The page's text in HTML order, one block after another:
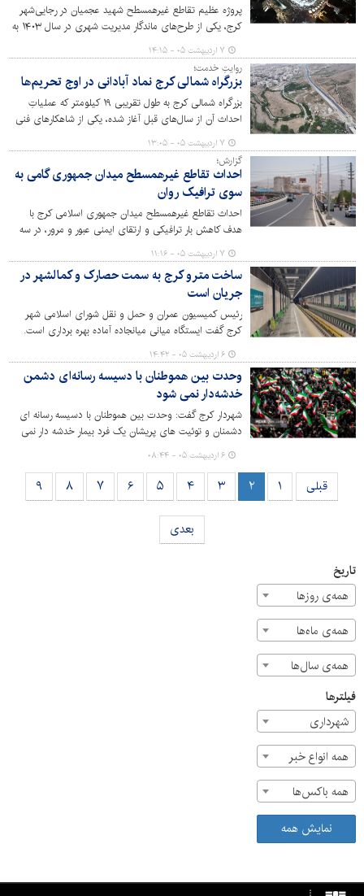
پروژه عظیم تقاطع غیرهمسطح شهید عجمیان در رجایی‌شهر
کرج، یکی از طرح‌های ماندگار مدیریت شهری در سال ۱۴۰۳ به
تومان و مشارکت مستمر شورای اسلامی شهر و مجموعه
عمرانی شهرداری کرج، تنها در مدت ۵۰۰ روز به بهره‌برداری رسید
و اکنون به عنوان یکی از نقاط تحول در بافت ترافیکی غرب
کرج شناخته می‌شود.
۷ اردیبهشت ۰۵ - ۱۴:۱۵
روایتِ خدمت؛
بزرگراه شمالی کرج نماد آبادانی در اوج تحریم‌ها
بزرگراه شمالی کرج به طول تقریبی ۱۹ کیلومتر که عملیاتِ
احداث آن از سال‌های قبل آغاز شده، یکی از شاهکارهای فنی
و مهندسی بومی و ایرانی به شمار می‌رود که نمادی از توسعه و
آبادانی در البرز و کشور در سخت‌ترین شرایط تحریم‌ها و رکود
درآمدی به شمار می‌رود.
۷ اردیبهشت ۰۵ - ۱۳:۰۵
گزارش؛
احداث تقاطع غیرهمسطح میدان جمهوری گامی به
سوی ترافیک روان
احداث تقاطع غیرهمسطح میدان جمهوری اسلامی کرج با
هدف کاهش بار ترافیکی و ارتقای ایمنی عبور و مرور، در سه
سطح همسطح، زیرگذر و روگذر اجرایی شد. این پروژه از
طرح‌های زیرساختی بزرگ شهر با مجموع طول ۹۰۰ متر به شمار
می‌رود و مراحل مختلف طراحی، رفع معارضات و آماده‌سازی
مسیر آن با سرعت قابل توجهی انجام شده و در اختیار
شهروندان قرار گرفته است.
۷ اردیبهشت ۰۵ - ۱۱:۱۶
ساخت مترو کرج به سمت حصارک و کمالشهر در
جریان است
رئیس کمیسیون عمران و حمل و نقل شورای اسلامی شهر
کرج گفت ایستگاه میانی میانجاده آماده بهره برداری است.
۶ اردیبهشت ۰۵ - ۱۴:۴۲
وحدت بین هموطنان با دسیسه رسانه‌ای دشمن
خدشه‌دار نمی شود
شهردار کرج گفت: وحدت بین هموطنان با دسیسه رسانه ای
دشمنان و توئیت های پریشان یک فرد بیمار خدشه دار نمی
شود و واقعیتی که در اجتماعات باشکوه اعلام بیعت با رهبر
سوم انقلاب اسلامی نمودار است، پیوند عمیق مردم و
حاکمیت با ریسمان وحدت بخش «ولایت فقیه» می باشد.
۶ اردیبهشت ۰۵ - ۰۸:۴۴
قبلی ۱ ۲ ۳ ۴ ۵ ۶ ۷ ۸ ۹
بعدی
تاریخ
همه‌ی روزها
همه‌ی ماه‌ها
همه‌ی سال‌ها
فیلترها
شهرداری
همه انواع خبر
همه باکس‌ها
نمایش همه